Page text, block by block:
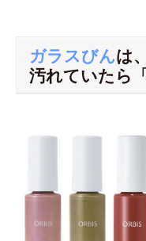
ガラスびんは
汚れていたら